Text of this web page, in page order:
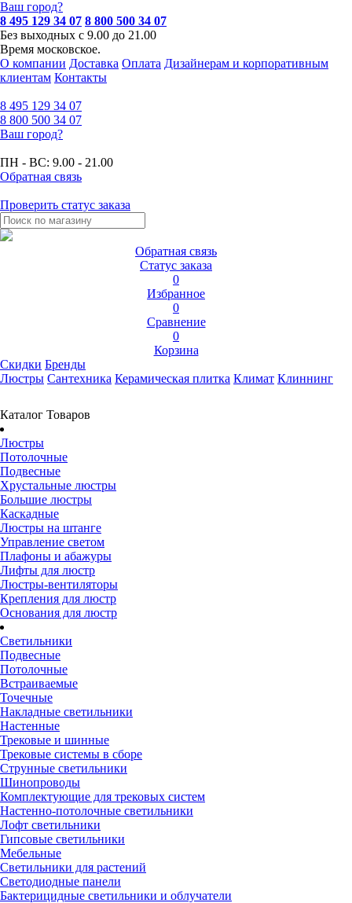
Ваш город?
8 495 129 34 07 8 800 500 34 07
Без выходных с 9.00 до 21.00
Время московское.
О компании Доставка Оплата Дизайнерам и корпоративным
клиентам Контакты
8 495 129 34 07
8 800 500 34 07
Ваш город?
ПН - ВС: 9.00 - 21.00
Обратная связь
Проверить статус заказа
Обратная связь
Статус заказа
0
Избранное
0
Сравнение
0
Корзина
Скидки Бренды
Люстры Сантехника Керамическая плитка Климат Клиннинг
Каталог Товаров
Люстры
Потолочные
Подвесные
Хрустальные люстры
Большие люстры
Каскадные
Люстры на штанге
Управление светом
Плафоны и абажуры
Лифты для люстр
Люстры-вентиляторы
Крепления для люстр
Основания для люстр
Светильники
Подвесные
Потолочные
Встраиваемые
Точечные
Накладные светильники
Настенные
Трековые и шинные
Трековые системы в сборе
Струнные светильники
Шинопроводы
Комплектующие для трековых систем
Настенно-потолочные светильники
Лофт светильники
Гипсовые светильники
Мебельные
Светильники для растений
Светодиодные панели
Бактерицидные светильники и облучатели